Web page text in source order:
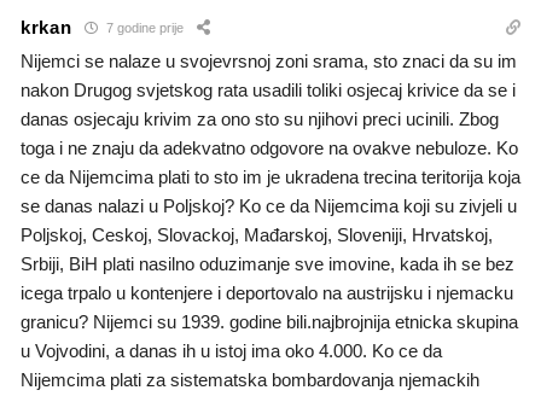
krkan 7 godine prije
Nijemci se nalaze u svojevrsnoj zoni srama, sto znaci da su im
nakon Drugog svjetskog rata usadili toliki osjecaj krivice da se i
danas osjecaju krivim za ono sto su njihovi preci ucinili. Zbog
toga i ne znaju da adekvatno odgovore na ovakve nebuloze. Ko
ce da Nijemcima plati to sto im je ukradena trecina teritorija koja
se danas nalazi u Poljskoj? Ko ce da Nijemcima koji su zivjeli u
Poljskoj, Ceskoj, Slovackoj, Mađarskoj, Sloveniji, Hrvatskoj,
Srbiji, BiH plati nasilno oduzimanje sve imovine, kada ih se bez
icega trpalo u kontenjere i deportovalo na austrijsku i njemacku
granicu? Nijemci su 1939. godine bili.najbrojnija etnicka skupina
u Vojvodini, a danas ih u istoj ima oko 4.000. Ko ce da
Nijemcima plati za sistematska bombardovanja njemackih